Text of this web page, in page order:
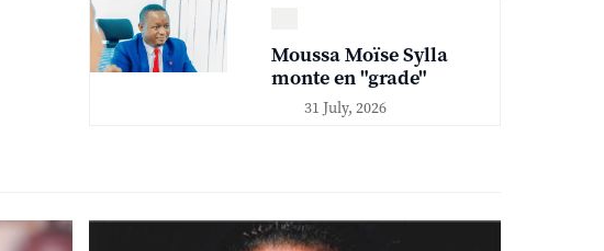
Moussa Moïse Sylla
monte en "grade"
31 July, 2026